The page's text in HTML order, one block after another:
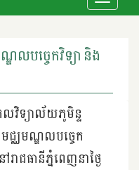
ឌល​បច្ចេក​វិទ្យា និង​
វិទ្យា​ល័យ​ភូមិន្ទ​
មជ្ឈ​មណ្ឌល​បច្ចេក​
ាជ​ធានី​ភ្នំពេញ​នា​ថ្ងៃ​